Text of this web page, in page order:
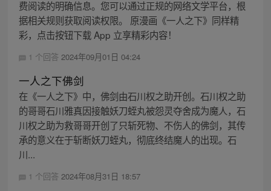
费阅读的明确信息。您可以通过正规的网络文学平台，根
据相关规则获取阅读权限。 原漫画《一人之下》同样精
彩，点击按钮下载 App 立享精彩内容！
1 个回答 2024年09月01日 04:24
一人之下佛剑
在《一人之下》中，佛剑由石川权之助开创。石川权之助
的哥哥石川雅真因接触妖刀蛭丸被怨灵夺舍成为魔人，石
川权之助为救哥哥开创了只斩死物、不伤人的佛剑，其传
承的意义在于斩断妖刀蛭丸，彻底终结魔人的出现。石
川...
1 个回答 2024年08月31日 18:57